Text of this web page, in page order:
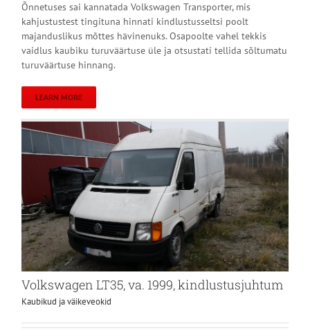
Õnnetuses sai kannatada Volkswagen Transporter, mis
kahjustustest tingituna hinnati kindlustusseltsi poolt
majanduslikus mõttes hävinenuks. Osapoolte vahel tekkis
vaidlus kaubiku turuväärtuse üle ja otsustati tellida sõltumatu
turuväärtuse hinnang.
LEARN MORE
Volkswagen LT35, va. 1999, kindlustusjuhtum
Kaubikud ja väikeveokid